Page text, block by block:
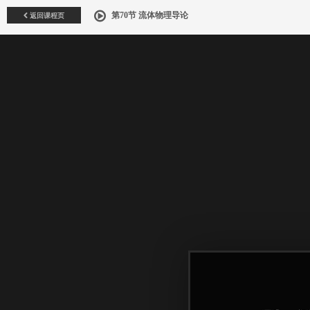
返回课程页 第70节 流体物理导论